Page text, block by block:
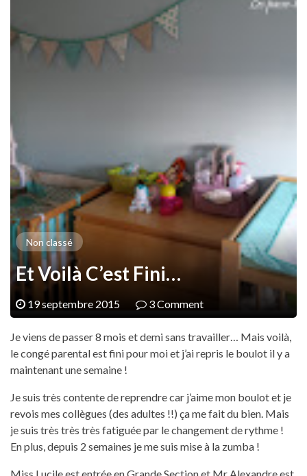
Non classé
Et Voilà C’est Fini…
19 septembre 2015 3 Comment
Je viens de passer 8 mois et demi sans travailler… Mais voilà,
le congé parental est fini pour moi et j’ai repris le boulot il y a
maintenant une semaine !
Je suis très contente de reprendre car j’aime mon boulot et je
revois mes collègues (des adultes !!) ça me fait du bien. Mais
je suis très très très fatiguée par le changement de rythme !
En plus, depuis 2 semaines je me suis mise à la zumba !